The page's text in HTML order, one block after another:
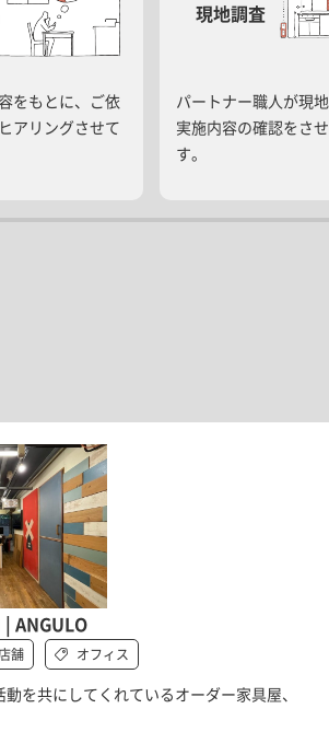
をもとに、ご依
アリングさせて
現地調査
パートナー職人が現
実施内容の確認をさ
す。
ANGULO
舗 オフィス
を共にしてくれているオーダー家具屋、